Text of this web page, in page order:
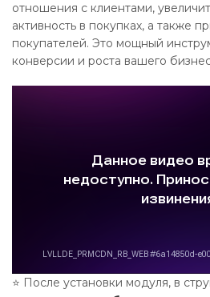
отношения с клиентами,
активность в покупках, а также
покупателей. Это мощный
конверсии и роста вашего
⭐ После установки модуля, в